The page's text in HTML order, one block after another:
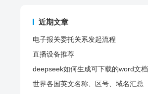
近期文章
电子报关委托关系发起流程
直播设备推荐
deepseek如何生成可下载的word文档
世界各国英文名称、区号、域名汇总